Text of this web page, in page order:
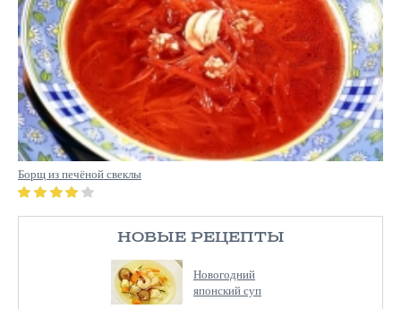
НОВЫЕ РЕЦЕПТЫ
Новогодний
японский суп
Борщ из печёной свеклы